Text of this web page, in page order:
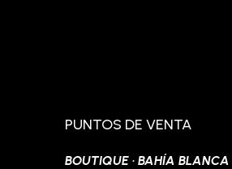
PUNTOS DE VENTA
BOUTIQUE · BAHÍA BLANCA